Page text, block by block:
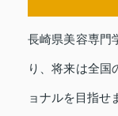
長崎県美容専門
り、将来は全国
ョナルを目指せ